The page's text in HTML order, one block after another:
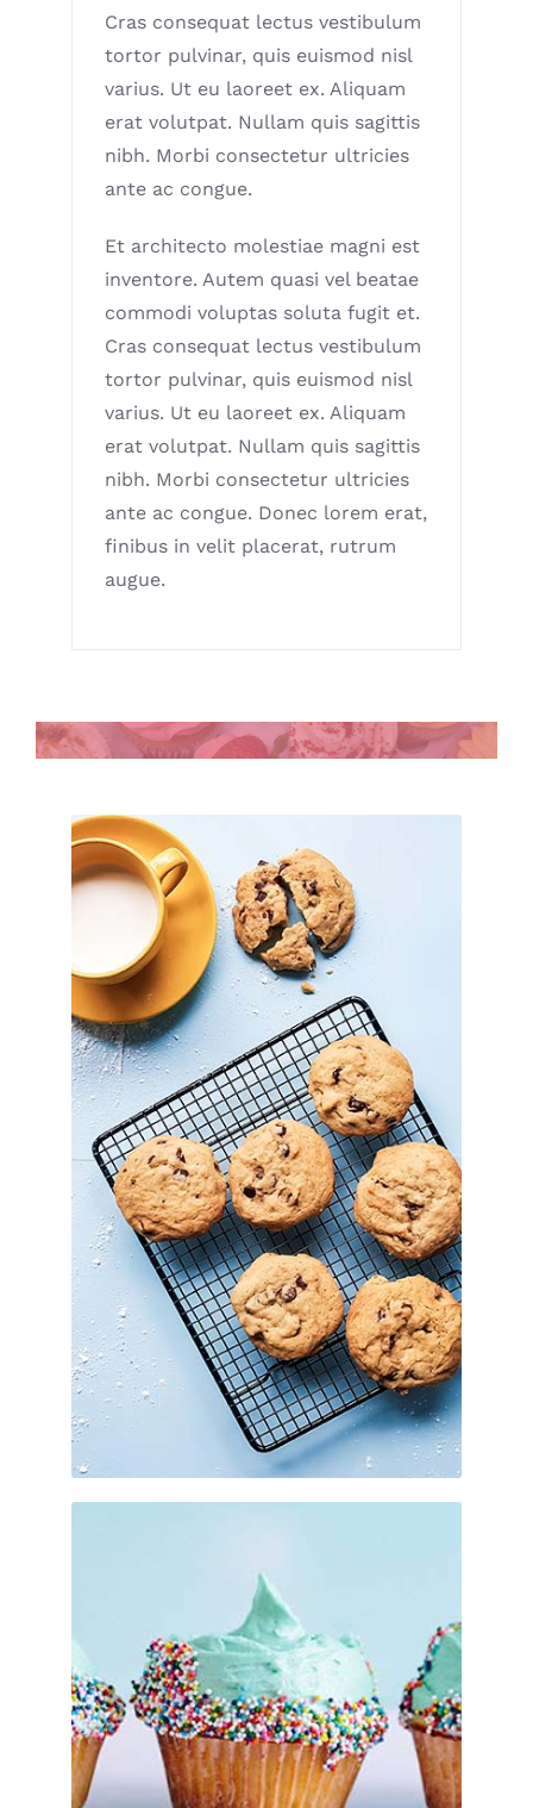
Cras consequat lectus vestibulum
tortor pulvinar, quis euismod nisl
varius. Ut eu laoreet ex. Aliquam
erat volutpat. Nullam quis sagittis
nibh. Morbi consectetur ultricies
ante ac congue.
Et architecto molestiae magni est
inventore. Autem quasi vel beatae
commodi voluptas soluta fugit et.
Cras consequat lectus vestibulum
tortor pulvinar, quis euismod nisl
varius. Ut eu laoreet ex. Aliquam
erat volutpat. Nullam quis sagittis
nibh. Morbi consectetur ultricies
ante ac congue. Donec lorem erat,
finibus in velit placerat, rutrum
augue.